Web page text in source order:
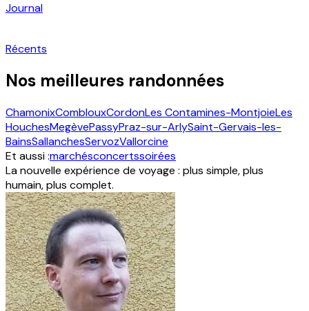
Journal
Récents
Nos meilleures randonnées
ChamonixComblouxCordonLes Contamines-MontjoieLes
HouchesMegèvePassyPraz-sur-ArlySaint-Gervais-les-
BainsSallanchesServozVallorcine
Et aussi :marchésconcertssoirées
La nouvelle expérience de voyage : plus simple, plus
humain, plus complet.